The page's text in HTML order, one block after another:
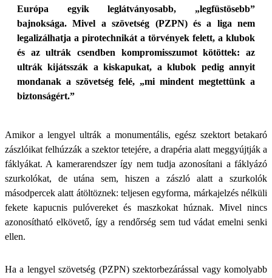
Európa egyik leglátványosabb, „legfüstösebb”
bajnoksága. Mivel a szövetség (PZPN) és a liga nem
legalizálhatja a pirotechnikát a törvények felett, a klubok
és az ultrák csendben kompromisszumot kötöttek: az
ultrák kijátsszák a kiskapukat, a klubok pedig annyit
mondanak a szövetség felé, „mi mindent megtettünk a
biztonságért.”
Amikor a lengyel ultrák a monumentális, egész szektort betakaró
zászlóikat felhúzzák a szektor tetejére, a drapéria alatt meggyújtják a
fáklyákat. A kamerarendszer így nem tudja azonosítani a fáklyázó
szurkolókat, de utána sem, hiszen a zászló alatt a szurkolók
másodpercek alatt átöltöznek: teljesen egyforma, márkajelzés nélküli
fekete kapucnis pulóvereket és maszkokat húznak. Mivel nincs
azonosítható elkövető, így a rendőrség sem tud vádat emelni senki
ellen.
Ha a lengyel szövetség (PZPN) szektorbezárással vagy komolyabb